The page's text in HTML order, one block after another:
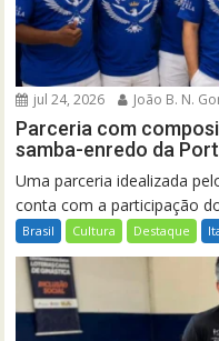
jul 24, 2026 João B. N.
Parceria com
samba-enredo da
Uma parceria idealizada
conta com a participação
Brasil Cultura Destaque